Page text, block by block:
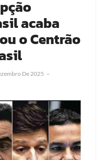
acaba
o Centrão
De 2025